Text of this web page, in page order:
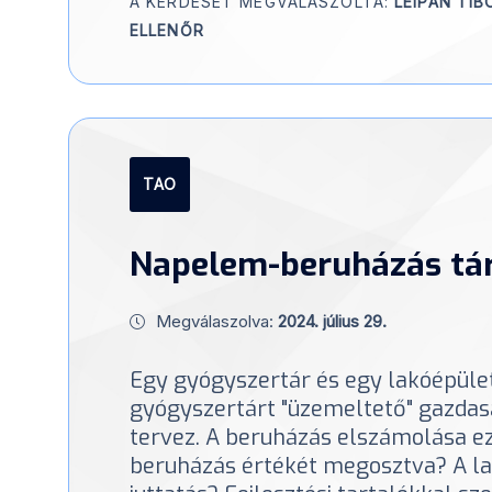
ELLENŐR
TAO
Napelem-beruházás
Megválaszolva: 2024. július 29.
Egy gyógyszertár és egy
gyógyszertárt "üzemeltető"
tervez. A beruházás elszámolása
beruházás értékét megosztva? A